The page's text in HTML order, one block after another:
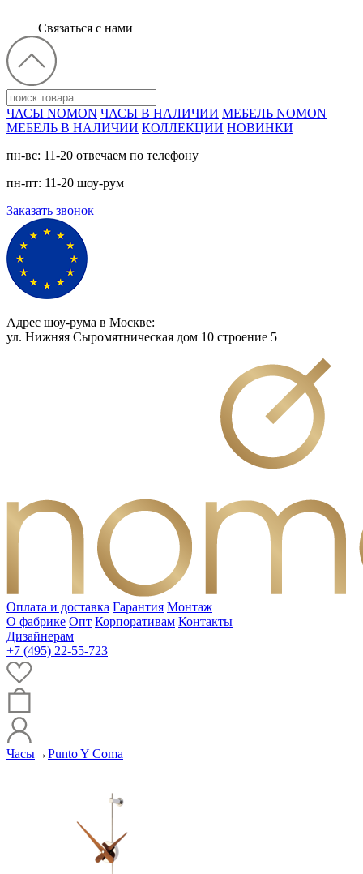
Связаться с нами
ЧАСЫ NOMON ЧАСЫ В НАЛИЧИИ МЕБЕЛЬ NOMON
МЕБЕЛЬ В НАЛИЧИИ КОЛЛЕКЦИИ НОВИНКИ
пн-вс: 11-20 отвечаем по телефону
пн-пт: 11-20 шоу-рум
Заказать звонок
Адрес шоу-рума в Москве:
ул. Нижняя Сыромятническая дом 10 cтроение 5
Оплата и доставка Гарантия Монтаж
О фабрике Опт Корпоративам Контакты
Дизайнерам
+7 (495) 22-55-723
Часы→Punto Y Coma